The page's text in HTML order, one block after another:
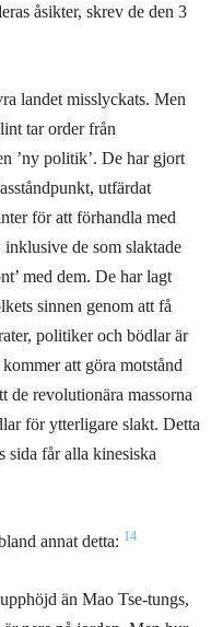
åsikter, skrev de den 3
landet misslyckats. Men
tar order från
’ny politik’. De har gjort
utfärdat
för att förhandla med
de som slaktade
med dem. De har lagt
sinnen genom att få
politiker och bödlar är
att göra motstånd
de revolutionära massorna
för ytterligare slakt. Detta
sida får alla kinesiska
annat detta: 14
än Mao Tse-tungs,